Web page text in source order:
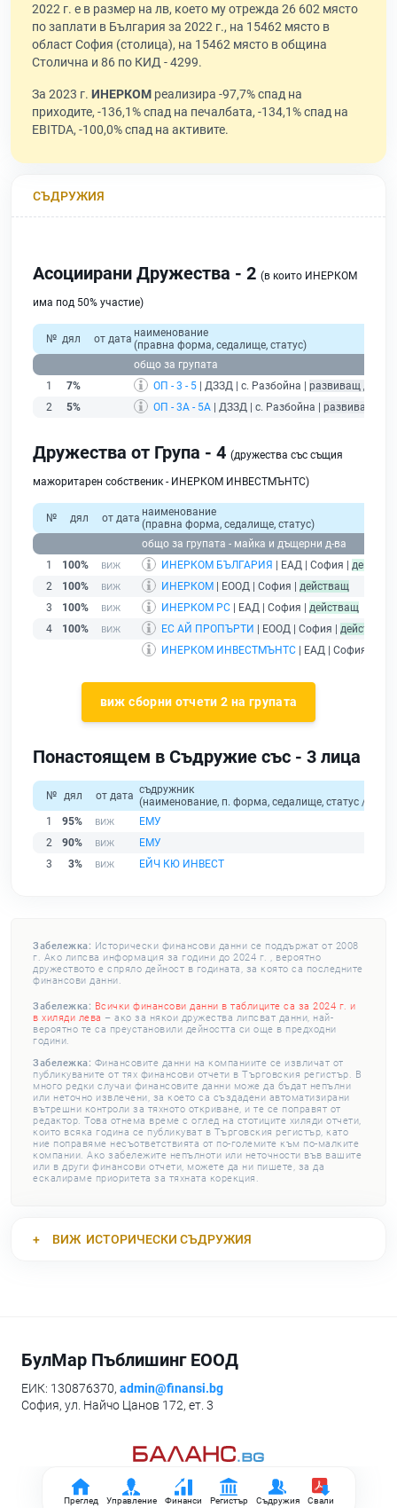
Преглед Управление Финанси Регистър Съдружия Свали
2022 г. е в размер на лв, което му отрежда 26 602 място
по заплати в България за 2022 г., на 15462 място в
област София (столица), на 15462 място в община
Столична и 86 по КИД - 4299.
За 2023 г. ИНЕРКОМ реализира -97,7% спад на
приходите, -136,1% спад на печалбата, -134,1% спад на
EBITDA, -100,0% спад на активите.
СЪДРУЖИЯ
Асоциирани Дружества - 2 (в които ИНЕРКОМ
има под 50% участие)
№ дял от дата наименование
(правна форма, седалище, статус)
общо за групата
1
7% ОП - 3 - 5 | ДЗЗД | с. Разбойна | развиващ
2
5% ОП - 3А - 5А | ДЗЗД | с. Разбойна | развиващ
Дружества от Група - 4 (дружества със същия
мажоритарен собственик - ИНЕРКОМ ИНВЕСТМЪНТС)
№ дял от дата наименование
(правна форма, седалище, статус)
общо за групата - майка и дъщерни д-ва
1
100% ИНЕРКОМ БЪЛГАРИЯ | ЕАД | София |
2
100% ИНЕРКОМ | ЕООД | София | действащ
3
100% ИНЕРКОМ РС | ЕАД | София | действащ
4
100% ЕС АЙ ПРОПЪРТИ | ЕООД | София | действащ
ИНЕРКОМ ИНВЕСТМЪНТС | ЕАД | София |
виж сборни отчети 2 на групата
Понастоящем в Съдружие със - 3 лица
№ дял от дата съдружник
(наименование, п. форма, седалище, статус /
1
95%
ЕМУ
2
90%
ЕМУ
3
3% ЕЙЧ КЮ ИНВЕСТ
Забележка: Исторически финансови данни се поддържат от 2008
г. Ако липсва информация за години до 2024 г. , вероятно
дружеството е спряло дейност в годината, за която са последните
финансови данни.
Забележка: Всички финансови данни в таблиците са за 2024 г. и
в хиляди лева – ако за някои дружества липсват данни, най-
вероятно те са преустановили дейността си още в предходни
години.
Забележка: Финансовите данни на компаниите се извличат от
публикуваните от тях финансови отчети в Търговския регистър. В
много редки случаи финансовите данни може да бъдат непълни
или неточно извлечени, за което са създадени автоматизирани
вътрешни контроли за тяхното откриване, и те се поправят от
редактор. Това отнема време с оглед на стотиците хиляди отчети,
които всяка година се публикуват в Търговския регистър, като
ние поправяме несъответствията от по-големите към по-малките
компании. Ако забележите непълноти или неточности във вашите
или в други финансови отчети, можете да ни пишете, за да
ескалираме приоритета за тяхната корекция.
ВИЖ ИСТОРИЧЕСКИ СЪДРУЖИЯ
БулМар Пъблишинг ЕООД
ЕИК: 130876370, admin@finansi.bg
София, ул. Найчо Цанов 172, ет. 3